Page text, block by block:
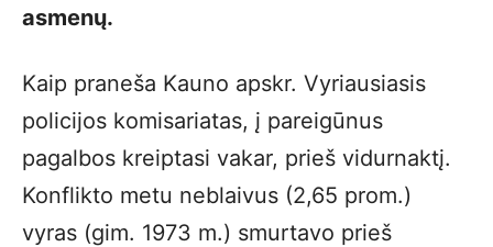
asmenų.
Kaip praneša Kauno apskr. Vyriausiasis
policijos komisariatas, į pareigūnus
pagalbos kreiptasi vakar, prieš vidurnaktį.
Konflikto metu neblaivus (2,65 prom.)
vyras (gim. 1973 m.) smurtavo prieš